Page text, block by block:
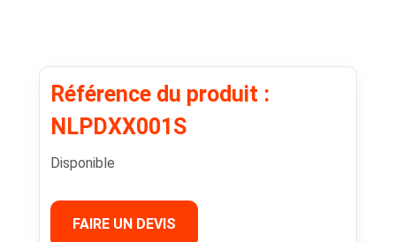
Référence du produit :
NLPDXX001S
Disponible
FAIRE UN DEVIS